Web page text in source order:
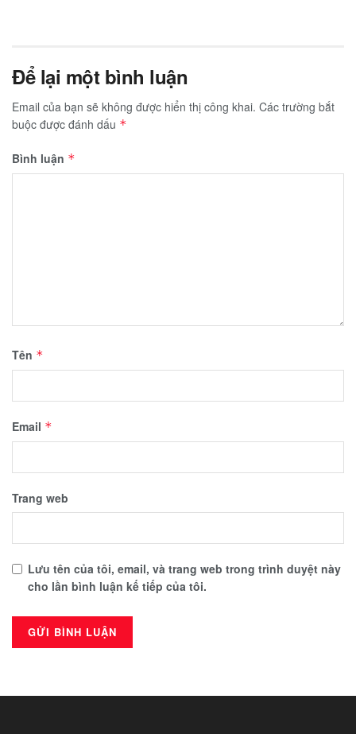
Để lại một bình luận
Email của bạn sẽ không được hiển thị công khai. Các trường bắt
buộc được đánh dấu *
Bình luận *
Tên *
Email *
Trang web
Lưu tên của tôi, email, và trang web trong trình duyệt này
cho lần bình luận kế tiếp của tôi.